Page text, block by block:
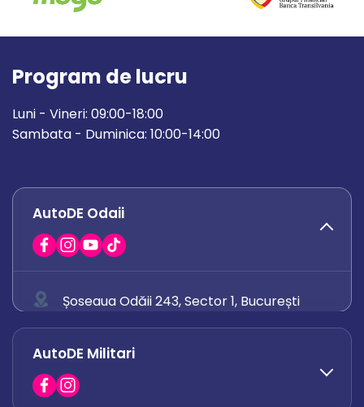
Program de lucru
Luni - Vineri: 09:00-18:00
Sambata - Duminica: 10:00-14:00
AutoDE Odaii
Șoseaua Odăii 243, Sector 1, București
0758 671 921
0742 444 194
office.odaii@autode.ro
AutoDE Militari